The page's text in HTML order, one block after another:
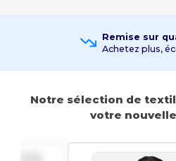
Remise sur
Achetez plus,
Notre sélection de
votre